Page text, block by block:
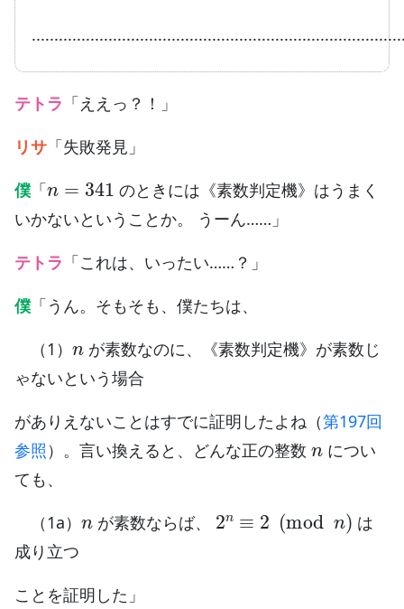
テトラ 「ええっ？！」
リサ 「失敗発見」
僕 「
のときには《素数判定機》はうまく
いかないということか。 うーん……」
テトラ 「これは、いったい……？」
僕 「うん。そもそも、僕たちは、
（1）
が素数なのに、《素数判定機》が素数じ
ゃないという場合
がありえないことはすでに証明したよね（第197回
参照 ）。言い換えると、どんな正の整数
n
につい
ても、
（1a）
が素数ならば、
mod
は
成り立つ
ことを証明した」